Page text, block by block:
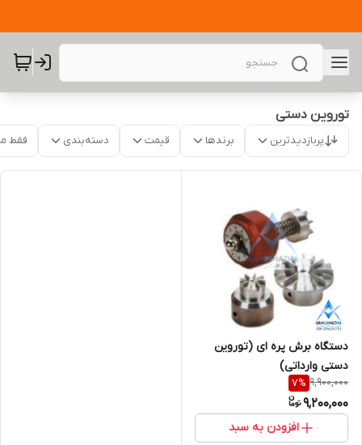
توروین دستی
پربازدیدترین برندها قیمت دسته‌بندی فقط
دستگاه برش پره ای (توروین
دستی وارداتی)
9,900,000
7%
9,200,000
افزودن به سبد